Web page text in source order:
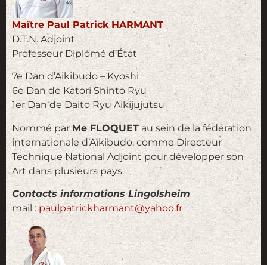
Maître Paul Patrick HARMANT
D.T.N. Adjoint
Professeur Diplômé d’État
7e Dan d’Aikibudo – Kyoshi
6e Dan de Katori Shinto Ryu
1er Dan de Daito Ryu Aikijujutsu
Nommé parMe FLOQUET au sein de la fédération
internationale d’Aïkibudo, comme Directeur
Technique National Adjoint pour développer son
Art dans plusieurs pays.
Contacts informations Lingolsheim
mail :paulpatrickharmant@yahoo.fr